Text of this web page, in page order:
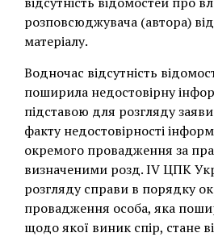
розповсюджувача (автора)
матеріалу.
Водночас відсутність
поширила недостовірну
підставою для розгляду
факту недостовірності
окремого провадження за
визначеними розд. IV ЦПК
розгляду справи в порядку
провадження особа, яка
щодо якої виник спір, стане